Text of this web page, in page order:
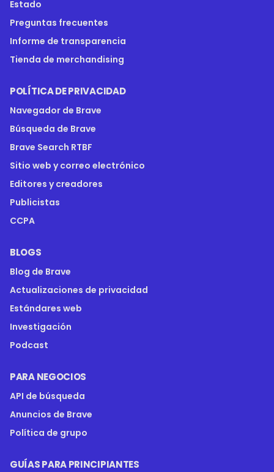
Estado
Preguntas frecuentes
Informe de transparencia
Tienda de merchandising
POLÍTICA DE PRIVACIDAD
Navegador de Brave
Búsqueda de Brave
Brave Search RTBF
Sitio web y correo electrónico
Editores y creadores
Publicistas
CCPA
BLOGS
Blog de Brave
Actualizaciones de privacidad
Estándares web
Investigación
Podcast
PARA NEGOCIOS
API de búsqueda
Anuncios de Brave
Política de grupo
GUÍAS PARA PRINCIPIANTES